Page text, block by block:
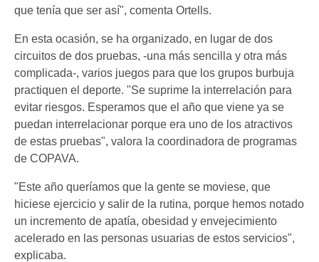
que tenía que ser así", comenta Ortells.
En esta ocasión, se ha organizado, en lugar de dos
circuitos de dos pruebas, -una más sencilla y otra más
complicada-, varios juegos para que los grupos burbuja
practiquen el deporte. "Se suprime la interrelación para
evitar riesgos. Esperamos que el año que viene ya se
puedan interrelacionar porque era uno de los atractivos
de estas pruebas", valora la coordinadora de programas
de COPAVA.
"Este año queríamos que la gente se moviese, que
hiciese ejercicio y salir de la rutina, porque hemos notado
un incremento de apatía, obesidad y envejecimiento
acelerado en las personas usuarias de estos servicios",
explicaba.